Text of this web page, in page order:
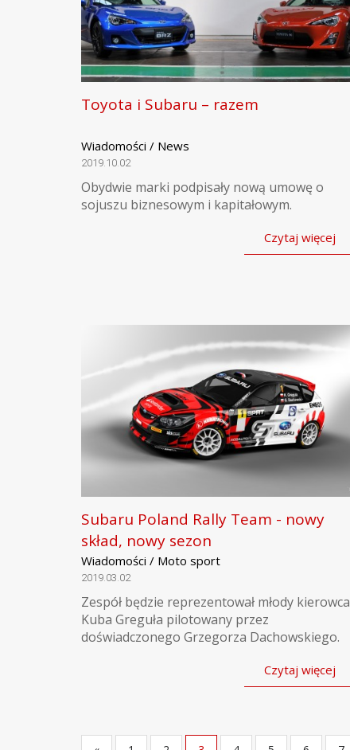
Toyota i Subaru – razem
Wiadomości / News
2019.10.02
Obydwie marki podpisały nową umowę o
sojuszu biznesowym i kapitałowym.
Czytaj więcej
Subaru Poland Rally Team - nowy
skład, nowy sezon
Wiadomości / Moto sport
2019.03.02
Zespół będzie reprezentował młody kierowca
Kuba Greguła pilotowany przez
doświadczonego Grzegorza Dachowskiego.
Czytaj więcej